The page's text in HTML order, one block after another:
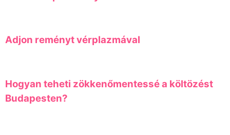
Adjon reményt vérplazmával
Hogyan teheti zökkenőmentessé a költözést
Budapesten?